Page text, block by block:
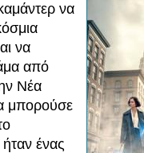
να
να
από
Νέα
μπορούσε
ένας